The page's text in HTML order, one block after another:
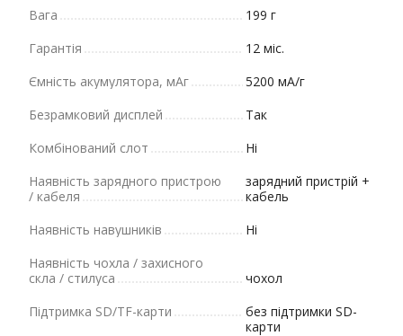
Вага
199 г
Гарантія
12 міс.
Ємність акумулятора, мАг
5200 мА/г
Безрамковий дисплей
Так
Комбінований слот
Ні
Наявність зарядного пристрою
/ кабеля
зарядний пристрій +
кабель
Наявність навушників
Ні
Наявність чохла / захисного
скла / стилуса
чохол
Підтримка SD/TF-карти
без підтримки SD-
карти